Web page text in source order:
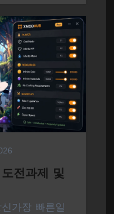
전과제 및
가장 빠른일